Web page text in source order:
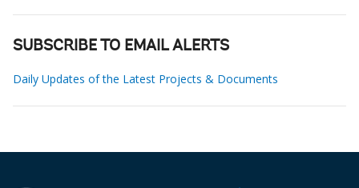
SUBSCRIBE TO EMAIL ALERTS
Daily Updates of the Latest Projects & Documents